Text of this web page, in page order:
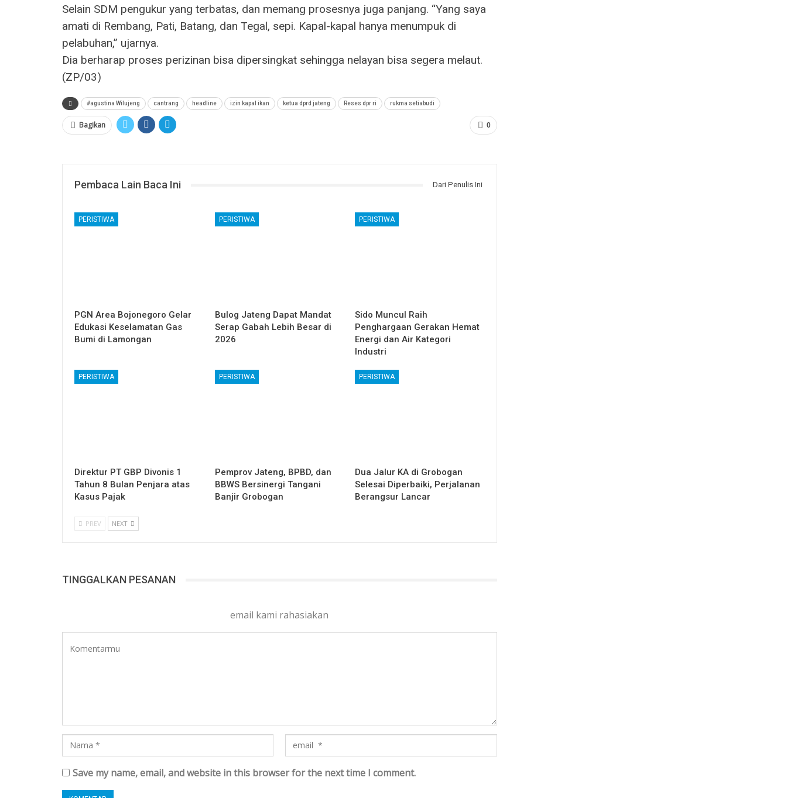
Selain SDM pengukur yang terbatas, dan memang prosesnya juga panjang. “Yang saya
amati di Rembang, Pati, Batang, dan Tegal, sepi. Kapal-kapal hanya menumpuk di
pelabuhan,” ujarnya.
Dia berharap proses perizinan bisa dipersingkat sehingga nelayan bisa segera melaut.
(ZP/03)
#agustina Wilujeng cantrang headline izin kapal ikan ketua dprd jateng Reses dpr ri rukma setiabudi
0
Bagikan
Pembaca Lain Baca Ini Dari Penulis Ini
PERISTIWA
PGN Area Bojonegoro Gelar
Edukasi Keselamatan Gas
Bumi di Lamongan
PERISTIWA
Bulog Jateng Dapat Mandat
Serap Gabah Lebih Besar di
2026
PERISTIWA
Sido Muncul Raih
Penghargaan Gerakan Hemat
Energi dan Air Kategori
Industri
PERISTIWA
Direktur PT GBP Divonis 1
Tahun 8 Bulan Penjara atas
Kasus Pajak
PERISTIWA
Pemprov Jateng, BPBD, dan
BBWS Bersinergi Tangani
Banjir Grobogan
PERISTIWA
Dua Jalur KA di Grobogan
Selesai Diperbaiki, Perjalanan
Berangsur Lancar
PREV NEXT
TINGGALKAN PESANAN
email kami rahasiakan
Save my name, email, and website in this browser for the next time I comment.